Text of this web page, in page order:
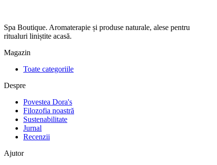
Spa Boutique. Aromaterapie și produse naturale, alese pentru
ritualuri liniștite acasă.
Magazin
Toate categoriile
Despre
Povestea Dora's
Filozofia noastră
Sustenabilitate
Jurnal
Recenzii
Ajutor